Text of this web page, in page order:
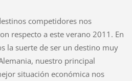
competidores nos
respecto a este verano 2011. En
la suerte de ser un destino muy
nuestro principal
situación económica nos